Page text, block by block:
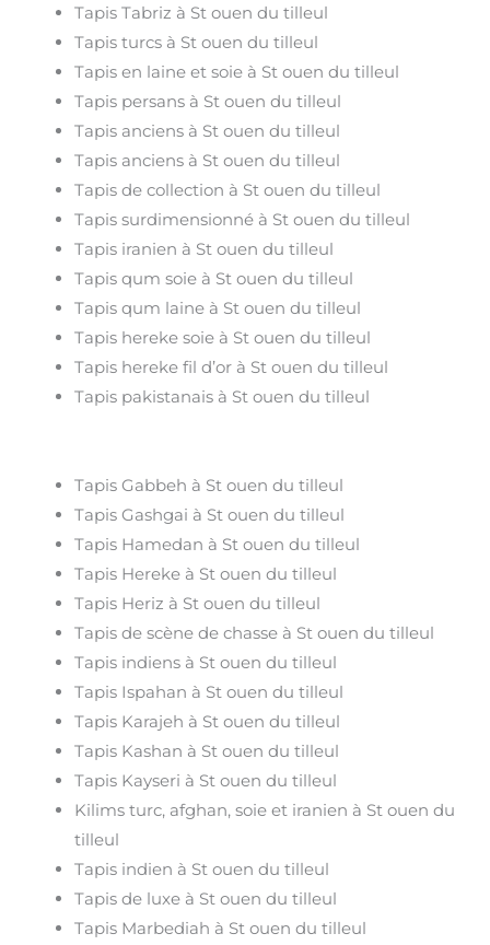
Tapis Tabriz à St ouen du tilleul
Tapis turcs à St ouen du tilleul
Tapis en laine et soie à St ouen du tilleul
Tapis persans à St ouen du tilleul
Tapis anciens à St ouen du tilleul
Tapis anciens à St ouen du tilleul
Tapis de collection à St ouen du tilleul
Tapis surdimensionné à St ouen du tilleul
Tapis iranien à St ouen du tilleul
Tapis qum soie à St ouen du tilleul
Tapis qum laine à St ouen du tilleul
Tapis hereke soie à St ouen du tilleul
Tapis hereke fil d’or à St ouen du tilleul
Tapis pakistanais à St ouen du tilleul
Tapis Gabbeh à St ouen du tilleul
Tapis Gashgai à St ouen du tilleul
Tapis Hamedan à St ouen du tilleul
Tapis Hereke à St ouen du tilleul
Tapis Heriz à St ouen du tilleul
Tapis de scène de chasse à St ouen du tilleul
Tapis indiens à St ouen du tilleul
Tapis Ispahan à St ouen du tilleul
Tapis Karajeh à St ouen du tilleul
Tapis Kashan à St ouen du tilleul
Tapis Kayseri à St ouen du tilleul
Kilims turc, afghan, soie et iranien à St ouen du
tilleul
Tapis indien à St ouen du tilleul
Tapis de luxe à St ouen du tilleul
Tapis Marbediah à St ouen du tilleul